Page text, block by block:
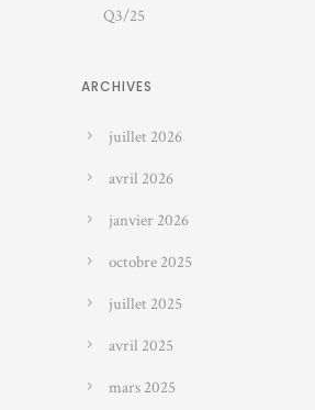
Q3/25
ARCHIVES
juillet 2026
avril 2026
janvier 2026
octobre 2025
juillet 2025
avril 2025
mars 2025